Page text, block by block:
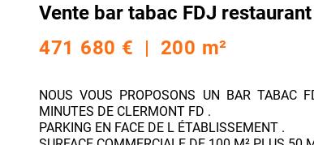
Vente bar tabac FDJ
471 680 € | 200 m²
NOUS VOUS PROPOSONS UN BAR TABAC
MINUTES DE CLERMONT FD .
PARKING EN FACE DE L ÉTABLISSEMENT .